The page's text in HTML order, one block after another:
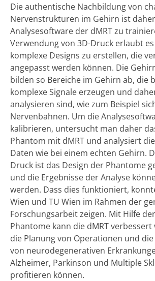
Die authentische Nachbildung von
Nervenstrukturen im Gehirn ist
Analysesoftware der dMRT zu
Verwendung von 3D-Druck erlaubt
komplexe Designs zu erstellen, die
angepasst werden können. Die
bilden so Bereiche im Gehirn ab, die
komplexe Signale erzeugen und
analysieren sind, wie zum Beispiel
Nervenbahnen. Um die
kalibrieren, untersucht man daher
Phantom mit dMRT und analysiert
Daten wie bei einem echten Gehirn.
Druck ist das Design der Phantome
und die Ergebnisse der Analyse
werden. Dass dies funktioniert,
Wien und TU Wien im Rahmen der
Forschungsarbeit zeigen. Mit Hilfe
Phantome kann die dMRT
die Planung von Operationen und
von neurodegenerativen
Alzheimer, Parkinson und Multiple
profitieren können.